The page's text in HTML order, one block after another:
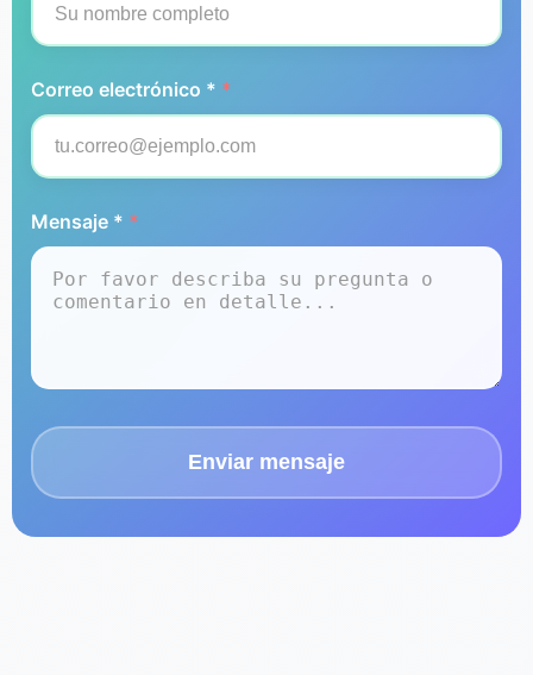
Correo electrónico * *
Mensaje * *
Enviar mensaje